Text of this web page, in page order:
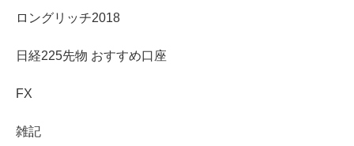
ロングリッチ2018
日経225先物 おすすめ口座
FX
雑記